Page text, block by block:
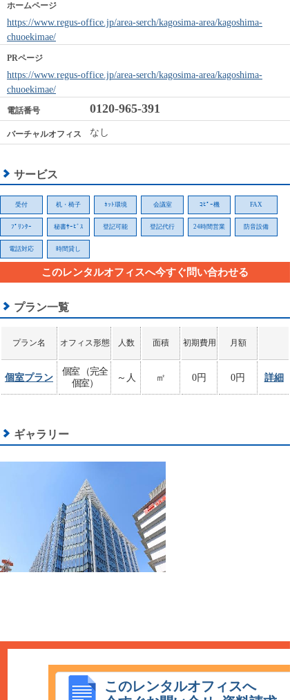
ホームページ
https://www.regus-office.jp/area-serch/kagosima-area/kagoshima-
chuoekimae/
PRページ
https://www.regus-office.jp/area-serch/kagosima-area/kagoshima-
chuoekimae/
電話番号 0120-965-391
バーチャルオフィス なし
サービス
受付 机・椅子 ﾈｯﾄ環境 会議室 ｺﾋﾟｰ機 FAX
ﾌﾟﾘﾝﾀｰ 秘書ｻｰﾋﾞｽ 登記可能 登記代行 24時間営業 防音設備
電話対応 時間貸し
このレンタルオフィスへ今すぐ問い合わせる
プラン一覧
プラン名 オフィス形態 人数 面積 初期費用 月額
個室プラン
個室 （完全
個室）
～人 ㎡ 0円 0円 詳細
ギャラリー
このレンタルオフィスへ